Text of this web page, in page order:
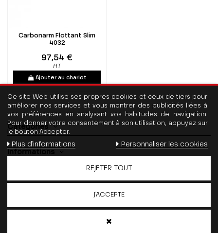
Carbonarm Flottant Slim
4032
97,54 €
HT
Ajouter au chariot
Catégories
Informations
Ce site Web utilise ses propres cookies et ceux de tiers pour
améliorer nos services et vous montrer des publicités liées à
vos préférences en analysant vos habitudes de navigation.
Pour donner votre consentement à son utilisation, appuyez sur
le bouton Accepter.
Plus d'informations Personnaliser les cookies
REJETER TOUT
J'ACCEPTE